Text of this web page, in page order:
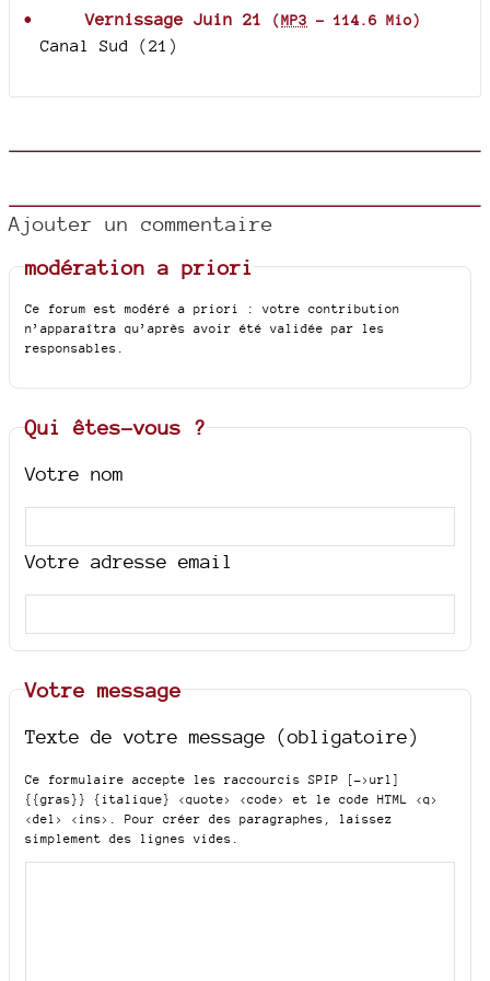
Vernissage Juin 21 (MP3 - 114.6 Mio)
Canal Sud (21)
Ajouter un commentaire
modération a priori
Ce forum est modéré a priori : votre contribution
n’apparaîtra qu’après avoir été validée par les
responsables.
Qui êtes-vous ?
Votre nom
Votre adresse email
Votre message
Texte de votre message (obligatoire)
Ce formulaire accepte les raccourcis SPIP
[->url]
{{gras}} {italique} <quote> <code>
et le code HTML <q>
<del> <ins> . Pour créer des paragraphes, laissez
simplement des lignes vides.